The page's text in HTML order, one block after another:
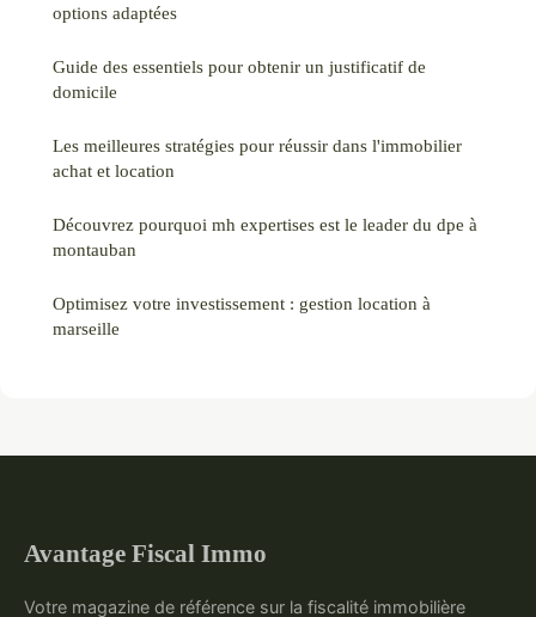
options adaptées
Guide des essentiels pour obtenir un justificatif de
domicile
Les meilleures stratégies pour réussir dans l'immobilier
achat et location
Découvrez pourquoi mh expertises est le leader du dpe à
montauban
Optimisez votre investissement : gestion location à
marseille
Avantage Fiscal Immo
Votre magazine de référence sur la fiscalité immobilière